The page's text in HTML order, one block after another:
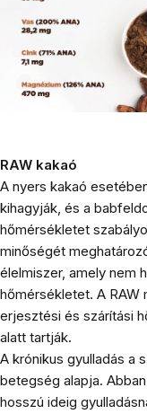
RAW kakaó
A nyers kakaó
kihagyják, és a
hőmérsékletet
minőségét
élelmiszer, amely nem
hőmérsékletet. A RAW
erjesztési és szárítási
alatt tartják.
A krónikus gyulladás a
betegség alapja.
hosszú ideig